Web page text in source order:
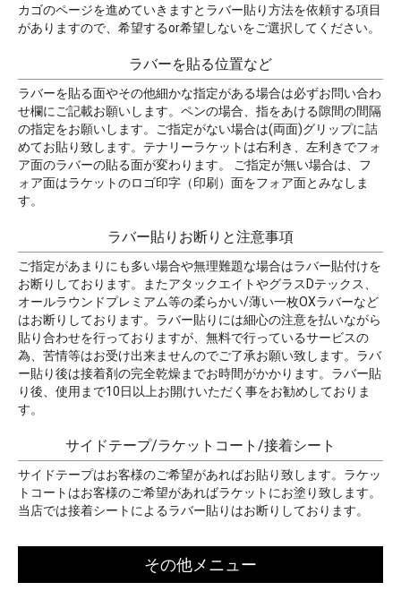
カゴのページを進めていきますとラバー貼り方法を依頼する項目
がありますので、希望するor希望しないをご選択してください。
ラバーを貼る位置など
ラバーを貼る面やその他細かな指定がある場合は必ずお問い合わ
せ欄にご記載お願いします。ペンの場合、指をあける隙間の間隔
の指定をお願いします。ご指定がない場合は(両面)グリップに詰
めてお貼り致します。テナリーラケットは右利き、左利きでフォ
ア面のラバーの貼る面が変わります。 ご指定が無い場合は、フ
ォア面はラケットのロゴ印字（印刷）面をフォア面とみなしま
す。
ラバー貼りお断りと注意事項
ご指定があまりにも多い場合や無理難題な場合はラバー貼付けを
お断りしております。またアタックエイトやグラスDテックス、
オールラウンドプレミアム等の柔らかい/薄い一枚OXラバーなど
はお断りしております。ラバー貼りには細心の注意を払いながら
貼り合わせを行っておりますが、無料で行っているサービスの
為、苦情等はお受け出来ませんのでご了承お願い致します。ラバ
ー貼り後は接着剤の完全乾燥までお時間がかかります。ラバー貼
り後、使用まで10日以上お開けいただく事をお勧めしておりま
す。
サイドテープ/ラケットコート/接着シート
サイドテープはお客様のご希望があればお貼り致します。ラケッ
トコートはお客様のご希望があればラケットにお塗り致します。
当店では接着シートによるラバー貼りはお断りしております。
その他メニュー